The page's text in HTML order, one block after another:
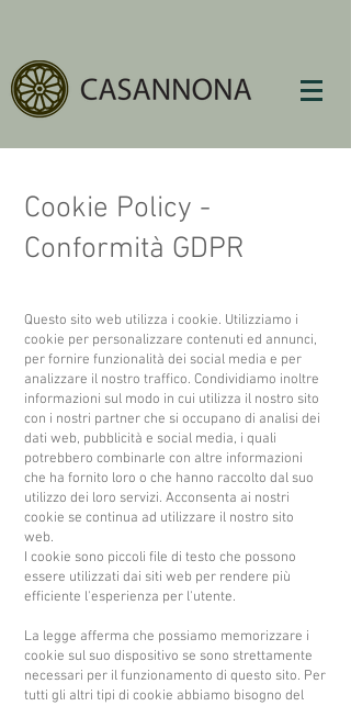
Cookie Policy -
Conformità GDPR
Questo sito web utilizza i cookie. Utilizziamo i
cookie per personalizzare contenuti ed annunci,
per fornire funzionalità dei social media e per
analizzare il nostro traffico. Condividiamo inoltre
informazioni sul modo in cui utilizza il nostro sito
con i nostri partner che si occupano di analisi dei
dati web, pubblicità e social media, i quali
potrebbero combinarle con altre informazioni
che ha fornito loro o che hanno raccolto dal suo
utilizzo dei loro servizi. Acconsenta ai nostri
cookie se continua ad utilizzare il nostro sito
web.
I cookie sono piccoli file di testo che possono
essere utilizzati dai siti web per rendere più
efficiente l'esperienza per l'utente.
La legge afferma che possiamo memorizzare i
cookie sul suo dispositivo se sono strettamente
necessari per il funzionamento di questo sito. Per
tutti gli altri tipi di cookie abbiamo bisogno del